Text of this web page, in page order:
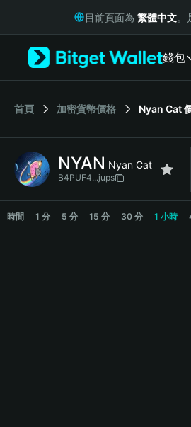
Русский
Italiano
简体中文
繁體中文
Bahasa Indonesia
目前頁面為 繁體中文。
錢包
首頁 加密貨幣價格 Nyan Cat
NYAN Nyan Cat
B4PUF4...jups
NYAN Price Chart
時間 1 分 5 分 15 分 30 分 1 小時